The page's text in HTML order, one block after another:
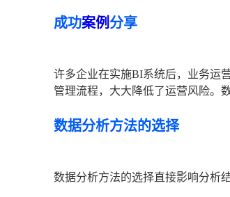
成功案例分享
许多企业在实施BI系统后，业务运
管理流程，大大降低了运营风险。
数据分析方法的选择
数据分析方法的选择直接影响分析